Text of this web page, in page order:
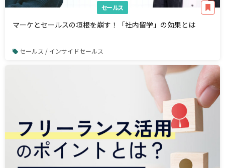
セールス
マーケとセールスの垣根を崩す！「社内留学」の効果とは
セールス / インサイドセールス